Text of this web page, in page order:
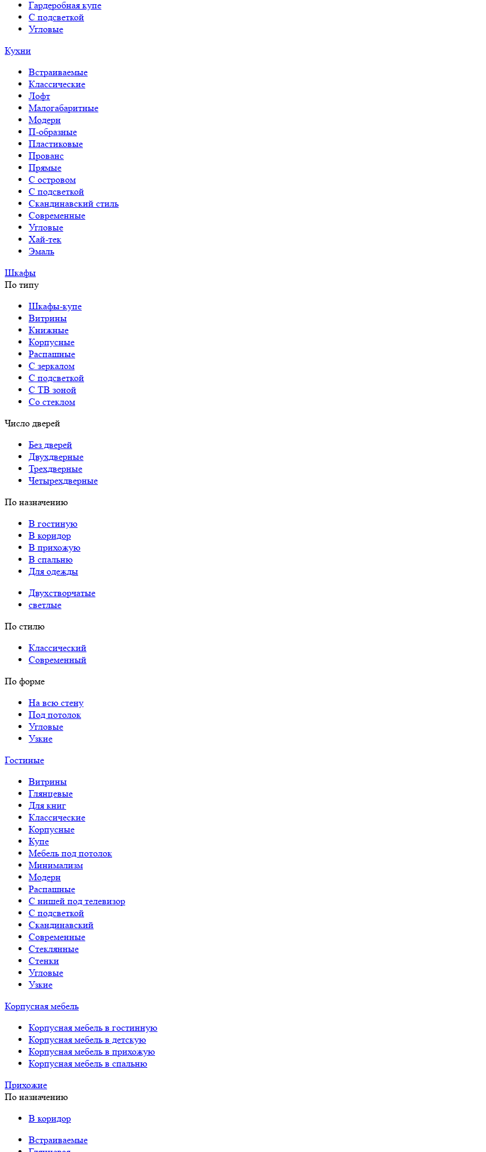
Гардеробная купе
С подсветкой
Угловые
Кухни
Встраиваемые
Классические
Лофт
Малогабаритные
Модерн
П-образные
Пластиковые
Прованс
Прямые
С островом
С подсветкой
Скандинавский стиль
Современные
Угловые
Хай-тек
Эмаль
Шкафы
По типу
Шкафы-купе
Витрины
Книжные
Корпусные
Распашные
С зеркалом
С подсветкой
С ТВ зоной
Со стеклом
Число дверей
Без дверей
Двухдверные
Трехдверные
Четырехдверные
По назначению
В гостиную
В коридор
В прихожую
В спальню
Для одежды
Двухстворчатые
светлые
По стилю
Классический
Современный
По форме
На всю стену
Под потолок
Угловые
Узкие
Гостиные
Витрины
Глянцевые
Для книг
Классические
Корпусные
Купе
Мебель под потолок
Минимализм
Модерн
Распашные
С нишей под телевизор
С подсветкой
Скандинавский
Современные
Стеклянные
Стенки
Угловые
Узкие
Корпусная мебель
Корпусная мебель в гостинную
Корпусная мебель в детскую
Корпусная мебель в прихожую
Корпусная мебель в спальню
Прихожие
По назначению
В коридор
Встраиваемые